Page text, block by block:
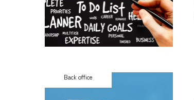
Back office